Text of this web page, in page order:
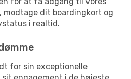
modtage dit boardingkort og
i realtid.
for sin exceptionelle